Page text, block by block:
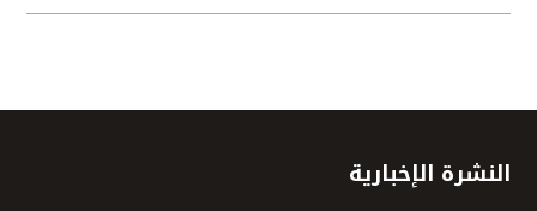
النشرة الإخبارية